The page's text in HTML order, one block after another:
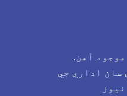
آهن.
سان اداري جي